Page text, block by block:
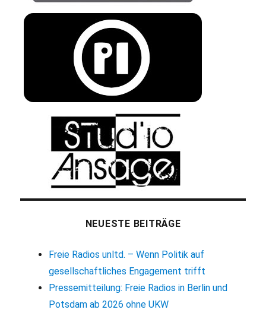
NEUESTE BEITRÄGE
Freie Radios unltd. – Wenn Politik auf
gesellschaftliches Engagement trifft
Pressemitteilung: Freie Radios in Berlin und
Potsdam ab 2026 ohne UKW